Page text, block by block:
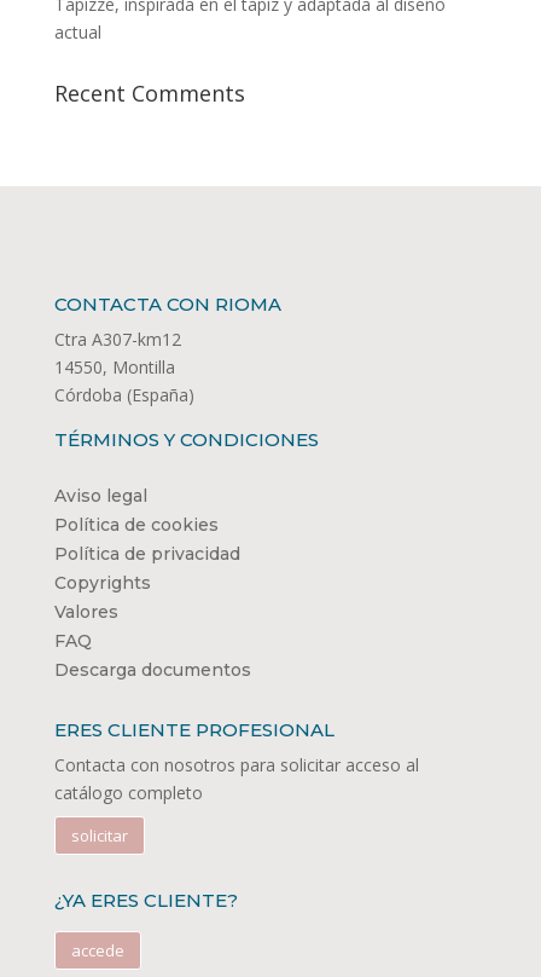
Tapizze, inspirada en el tapiz y adaptada al diseño
actual
Recent Comments
CONTACTA CON RIOMA
Ctra A307-km12
14550, Montilla
Córdoba (España)
TÉRMINOS Y CONDICIONES
Aviso legal
Política de cookies
Política de privacidad
Copyrights
Valores
FAQ
Descarga documentos
ERES CLIENTE PROFESIONAL
Contacta con nosotros para solicitar acceso al
catálogo completo
solicitar
¿YA ERES CLIENTE?
accede